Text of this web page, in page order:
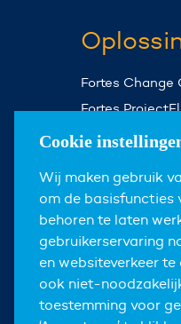
Fortes Change
Fortes
Fortes
Over
Over Fortes
Nieuws &
Carrières
Cookie
Wij maken gebruik
om de basisfuncties
behoren te laten
gebruikerservaring
en websiteverkeer
ook niet-
toestemming voor